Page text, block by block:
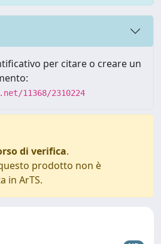
per citare o creare un
11368/2310224
di verifica.
prodotto non è
in ArTS.